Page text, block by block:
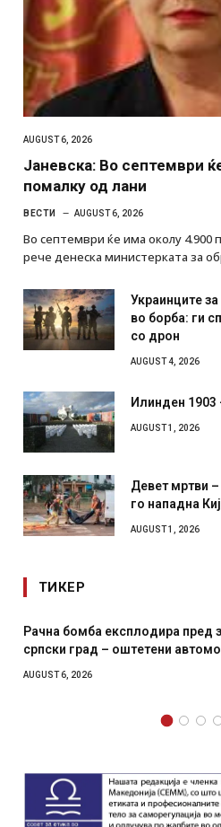
AUGUST 6, 2026
Јаневска: Во септември
помалку од лани
ВЕСТИ AUGUST 6, 2026
Во септември ќе има околу 4.900
рече денеска министерката за
Украинците
во борба: ги
со дрон
AUGUST 4, 2026
Илинден
AUGUST 1, 2026
Девет мртви –
го нападна
AUGUST 1, 2026
ТИКЕР
пред зграда во главниот
автомобили и локали